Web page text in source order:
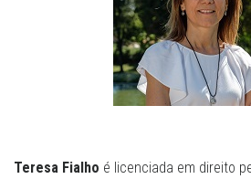
Teresa Fialho é licenciada em direito